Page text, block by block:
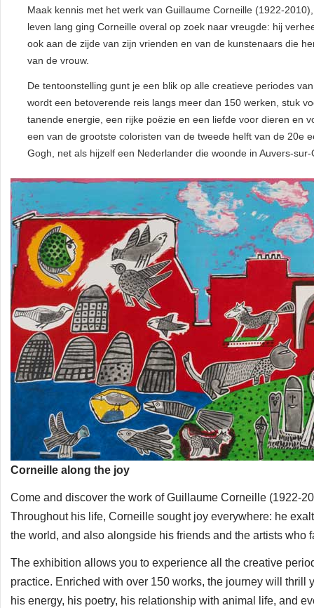
Maak kennis met het werk van Guillaume Corneille (1922-
leven lang ging Corneille overal op zoek naar vreugde: hij
ook aan de zijde van zijn vrienden en van de kunstenaars die
van de vrouw.
De tentoonstelling gunt je een blik op alle creatieve periodes
wordt een betoverende reis langs meer dan 150 werken, stuk
tanende energie, een rijke poëzie en een liefde voor dieren en
een van de grootste coloristen van de tweede helft van de 20e
Gogh, net als hijzelf een Nederlander die woonde in Auvers-sur-
Corneille along the joy
Come and discover the work of Guillaume Corneille (1922-
Throughout his life, Corneille sought joy everywhere: he
the world, and also alongside his friends and the artists who
The exhibition allows you to experience all the creative
practice. Enriched with over 150 works, the journey will
his energy, his poetry, his relationship with animal life, and